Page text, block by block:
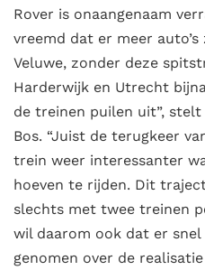
Rover is onaangenaam
vreemd dat er meer
Veluwe, zonder deze
Harderwijk en Utrecht
de treinen puilen uit”,
Bos. “Juist de terugkeer
trein weer interessanter
hoeven te rijden. Dit
slechts met twee treinen
wil daarom ook dat er
genomen over de